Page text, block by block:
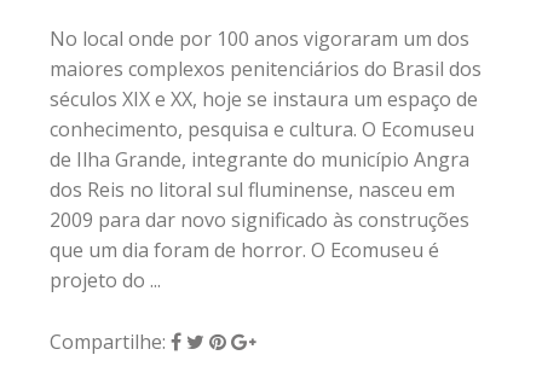
No local onde por 100 anos vigoraram um dos
maiores complexos penitenciários do Brasil dos
séculos XIX e XX, hoje se instaura um espaço de
conhecimento, pesquisa e cultura. O Ecomuseu
de Ilha Grande, integrante do município Angra
dos Reis no litoral sul fluminense, nasceu em
2009 para dar novo significado às construções
que um dia foram de horror. O Ecomuseu é
projeto do ...
Compartilhe: